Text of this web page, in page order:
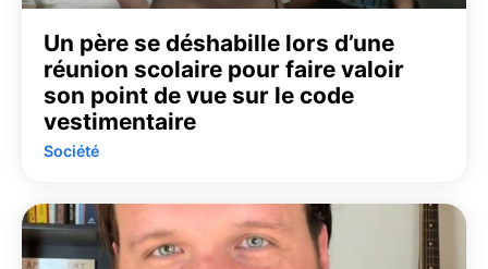
Un père se déshabille lors d’une
réunion scolaire pour faire valoir
son point de vue sur le code
vestimentaire
Société